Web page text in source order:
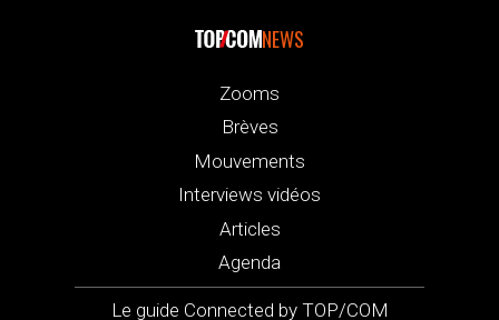
NEWS
Zooms
Brèves
Mouvements
Interviews vidéos
Articles
Agenda
Le guide Connected by TOP/COM